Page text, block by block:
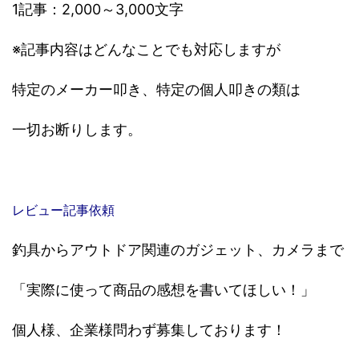
1記事：2,000～3,000文字
※記事内容はどんなことでも対応しますが
特定のメーカー叩き、特定の個人叩きの類は
一切お断りします。
レビュー記事依頼
釣具からアウトドア関連のガジェット、カメラまで
「実際に使って商品の感想を書いてほしい！」
個人様、企業様問わず募集しております！